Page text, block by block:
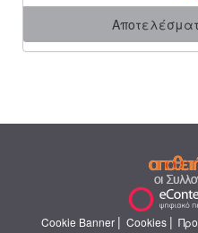
Cookie Banner | Cookies |